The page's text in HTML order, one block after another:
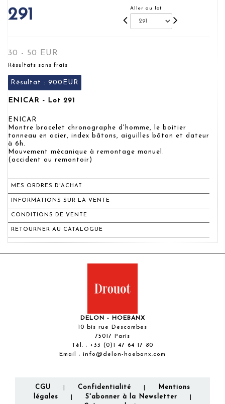
291 Aller au lot
30 - 50 EUR
Résultats sans frais
Résultat : 900EUR
ENICAR - Lot 291
ENICAR
Montre bracelet chronographe d'homme, le boitier
tonneau en acier, index bâtons, aiguilles bâton et dateur
à 6h.
Mouvement mécanique à remontage manuel.
(accident au remontoir)
MES ORDRES D'ACHAT
INFORMATIONS SUR LA VENTE
CONDITIONS DE VENTE
RETOURNER AU CATALOGUE
DELON - HOEBANX
10 bis rue Descombes
75017 Paris
Tél. : +33 (0)1 47 64 17 80
Email : info@delon-hoebanx.com
CGU Confidentialité
Mentions
légales
S'abonner à la Newsletter